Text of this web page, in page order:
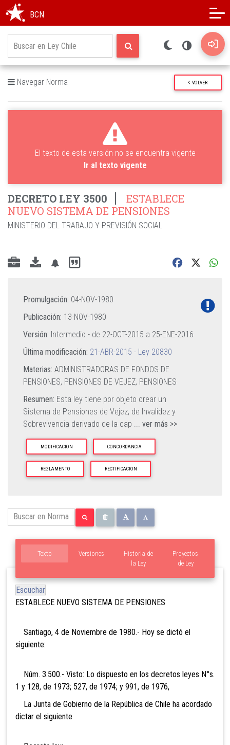
BCN
Navegar Norma VOLVER
El texto de esta versión no se encuentra vigente
Ir al texto vigente
DECRETO LEY 3500
ESTABLECE
NUEVO SISTEMA DE PENSIONES
MINISTERIO DEL TRABAJO Y PREVISIÓN SOCIAL
Promulgación: 04-NOV-1980
Publicación: 13-NOV-1980
Versión: Intermedio - de 22-OCT-2015 a 25-ENE-2016
Última modificación: 21-ABR-2015 - Ley 20830
Materias: ADMINISTRADORAS DE FONDOS DE
PENSIONES, PENSIONES DE VEJEZ, PENSIONES
Resumen: Esta ley tiene por objeto crear un
Sistema de Pensiones de Vejez, de Invalidez y
Sobrevivencia derivado de la cap ... ver más >>
MODIFICACION CONCORDANCIA
REGLAMENTO RECTIFICACION
Texto Versiones
Proyectos
de Ley
Historia de
la Ley
Escuchar
ESTABLECE NUEVO SISTEMA DE PENSIONES
Santiago, 4 de Noviembre de 1980.- Hoy se dictó el
siguiente:
Núm. 3.500.- Visto: Lo dispuesto en los decretos leyes N°s.
1 y 128, de 1973; 527, de 1974; y 991, de 1976,
La Junta de Gobierno de la República de Chile ha acordado
dictar el siguiente